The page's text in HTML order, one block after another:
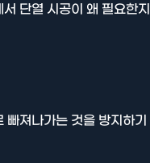
단열 시공이 왜 필요한
져나가는 것을 방지하